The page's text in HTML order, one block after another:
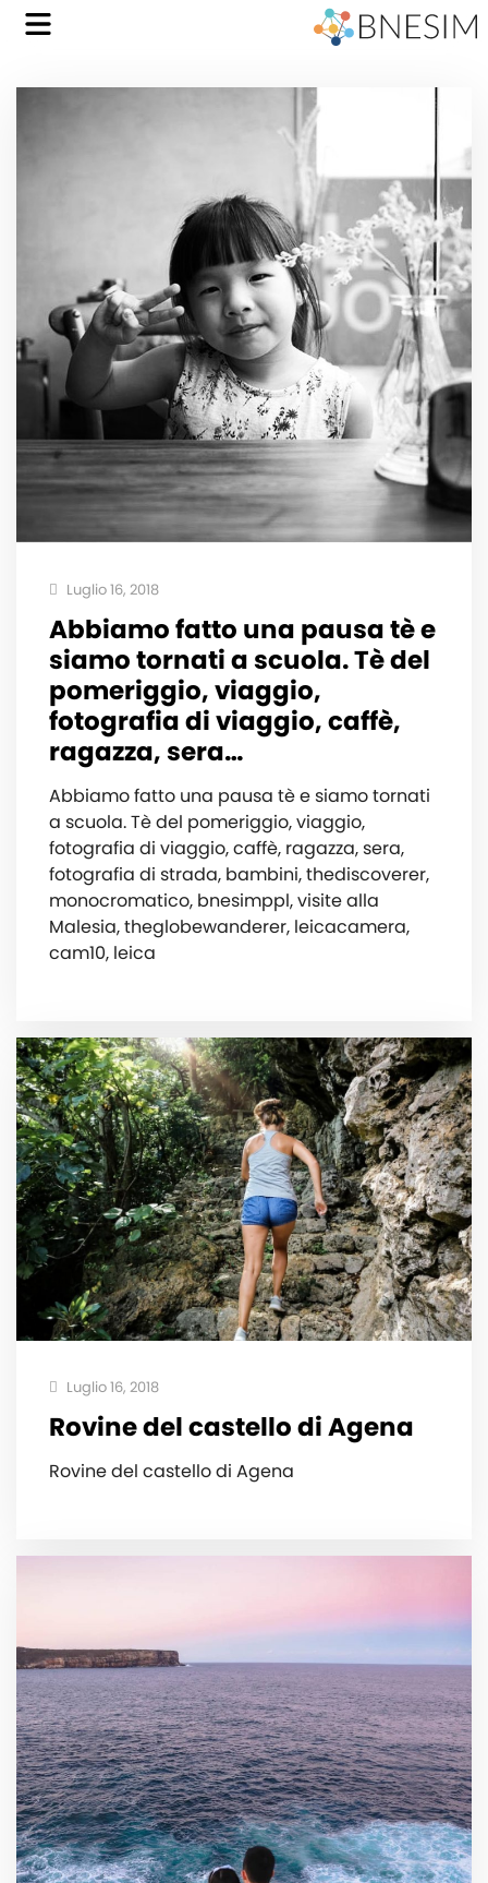
Luglio 16, 2018
Abbiamo fatto una pausa tè e
siamo tornati a scuola. Tè del
pomeriggio, viaggio,
fotografia di viaggio, caffè,
ragazza, sera…
Abbiamo fatto una pausa tè e siamo tornati
a scuola. Tè del pomeriggio, viaggio,
fotografia di viaggio, caffè, ragazza, sera,
fotografia di strada, bambini, thediscoverer,
monocromatico, bnesimppl, visite alla
Malesia, theglobewanderer, leicacamera,
cam10, leica
Luglio 16, 2018
Rovine del castello di Agena‍️
Rovine del castello di Agena‍️